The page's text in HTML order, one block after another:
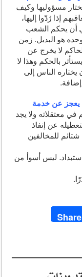
مسؤوليها وكيف
إذا رُدّوا إليها،
أن يحكم الشعب
هو البديل. زمن
لا يخرج عن
بالحكم وهذا لا
الناس إلى
يعجز عن خدمة
معتقلاته ولا يجد
عن إنفاذ
شتائم للمخالفين
ليس أسوأ من
Share